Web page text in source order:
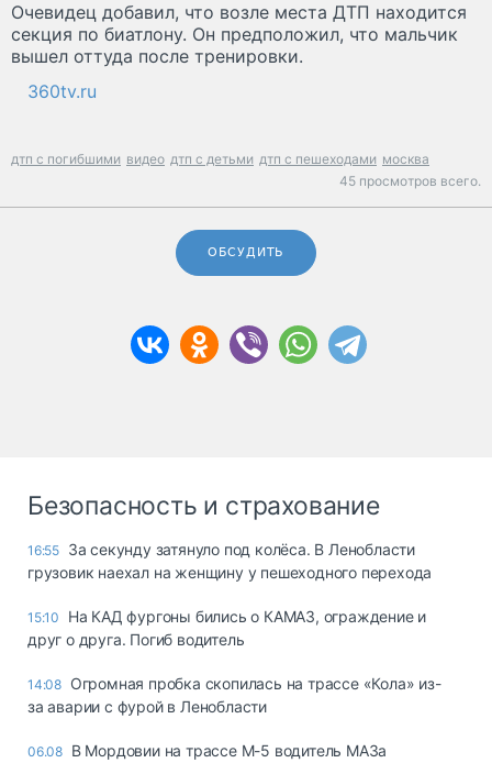
Очевидец добавил, что возле места ДТП находится
секция по биатлону. Он предположил, что мальчик
вышел оттуда после тренировки.
360tv.ru
дтп с погибшими видео дтп с детьми дтп с пешеходами москва
45 просмотров всего.
ОБСУДИТЬ
Безопасность и страхование
16:55 За секунду затянуло под колёса. В Ленобласти
грузовик наехал на женщину у пешеходного перехода
15:10
На КАД фургоны бились о КАМАЗ, ограждение и
друг о друга. Погиб водитель
14:08 Огромная пробка скопилась на трассе «Кола» из-
за аварии с фурой в Ленобласти
06.08 В Мордовии на трассе М-5 водитель МАЗа